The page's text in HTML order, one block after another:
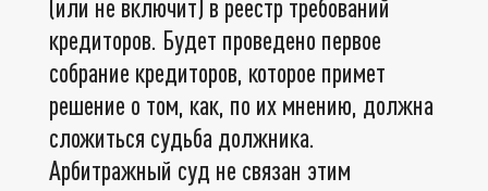
(или не включит) в реестр требований
кредиторов. Будет проведено первое
собрание кредиторов, которое примет
решение о том, как, по их мнению, должна
сложиться судьба должника.
Арбитражный суд не связан этим